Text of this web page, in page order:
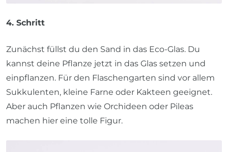
4. Schritt
Zunächst füllst du den Sand in das Eco-Glas. Du
kannst deine Pflanze jetzt in das Glas setzen und
einpflanzen. Für den Flaschengarten sind vor allem
Sukkulenten, kleine Farne oder Kakteen geeignet.
Aber auch Pflanzen wie Orchideen oder Pileas
machen hier eine tolle Figur.